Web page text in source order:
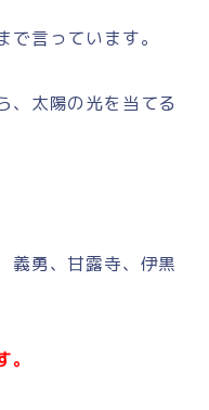
で言っています。
、太陽の光を当てる
義勇、甘露寺、伊黒